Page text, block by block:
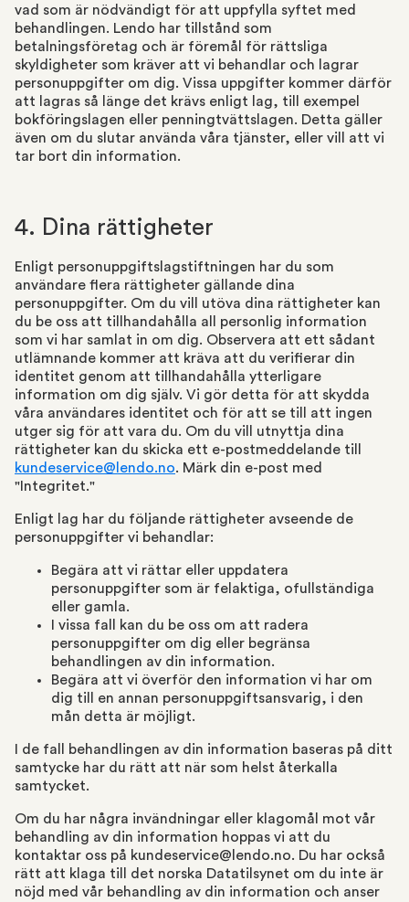
vad som är nödvändigt för att uppfylla syftet med
behandlingen. Lendo har tillstånd som
betalningsföretag och är föremål för rättsliga
skyldigheter som kräver att vi behandlar och lagrar
personuppgifter om dig. Vissa uppgifter kommer därför
att lagras så länge det krävs enligt lag, till exempel
bokföringslagen eller penningtvättslagen. Detta gäller
även om du slutar använda våra tjänster, eller vill att vi
tar bort din information.
4. Dina rättigheter
Enligt personuppgiftslagstiftningen har du som
användare flera rättigheter gällande dina
personuppgifter. Om du vill utöva dina rättigheter kan
du be oss att tillhandahålla all personlig information
som vi har samlat in om dig. Observera att ett sådant
utlämnande kommer att kräva att du verifierar din
identitet genom att tillhandahålla ytterligare
information om dig själv. Vi gör detta för att skydda
våra användares identitet och för att se till att ingen
utger sig för att vara du. Om du vill utnyttja dina
rättigheter kan du skicka ett e-postmeddelande till
kundeservice@lendo.no. Märk din e-post med
"Integritet."
Enligt lag har du följande rättigheter avseende de
personuppgifter vi behandlar:
Begära att vi rättar eller uppdatera
personuppgifter som är felaktiga, ofullständiga
eller gamla.
I vissa fall kan du be oss om att radera
personuppgifter om dig eller begränsa
behandlingen av din information.
Begära att vi överför den information vi har om
dig till en annan personuppgiftsansvarig, i den
mån detta är möjligt.
I de fall behandlingen av din information baseras på ditt
samtycke har du rätt att när som helst återkalla
samtycket.
Om du har några invändningar eller klagomål mot vår
behandling av din information hoppas vi att du
kontaktar oss på kundeservice@lendo.no. Du har också
rätt att klaga till det norska Datatilsynet om du inte är
nöjd med vår behandling av din information och anser